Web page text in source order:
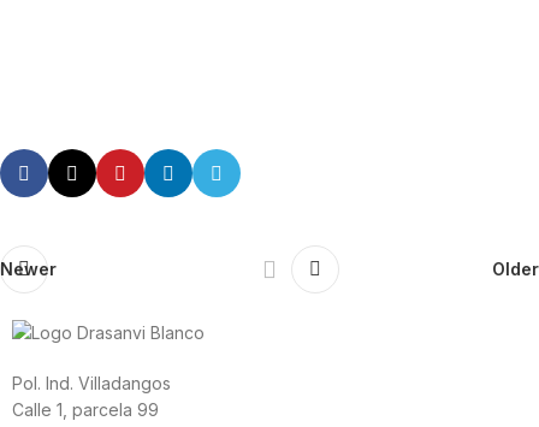
Newer Older
Pol. Ind. Villadangos
Calle 1, parcela 99